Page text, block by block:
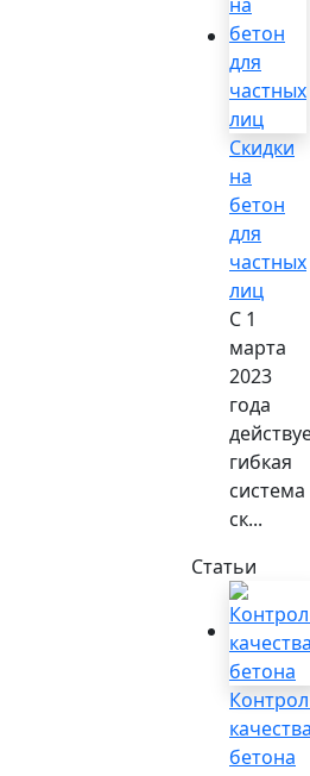
Скидки
на
бетон
для
частных
лиц
С 1
марта
2023
года
гибкая
система
ск...
Статьи
бетона